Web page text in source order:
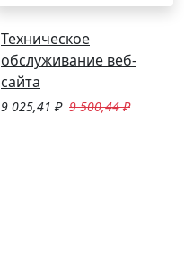
Техническое
обслуживание веб-
сайта
9 025,41₽ 9 500,44₽